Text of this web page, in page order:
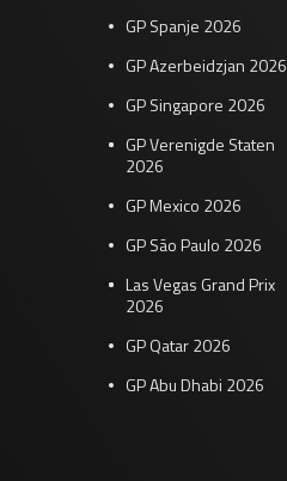
GP Spanje 2026
GP Azerbeidzjan 2026
GP Singapore 2026
GP Verenigde Staten
2026
GP Mexico 2026
GP São Paulo 2026
Las Vegas Grand Prix
2026
GP Qatar 2026
GP Abu Dhabi 2026